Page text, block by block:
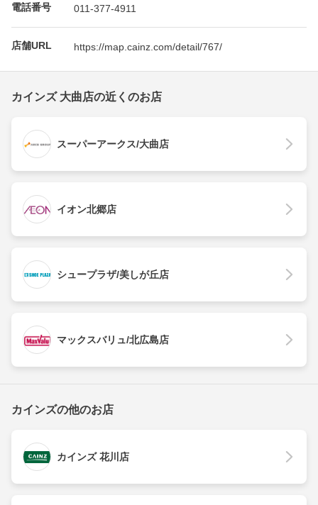
電話番号 011-377-4911
店舗URL https://map.cainz.com/detail/767/
カインズ 大曲店の近くのお店
スーパーアークス/大曲店
イオン北郷店
シュープラザ/美しが丘店
マックスバリュ/北広島店
カインズの他のお店
カインズ 花川店